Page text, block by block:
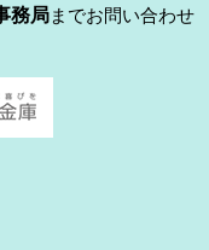
務局までお問い合わせ